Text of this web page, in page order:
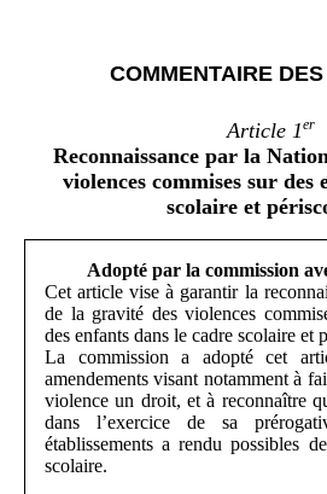
COMMENTAIRE
Article 1er
Reconnaissance par la
violences commises sur des
scolaire et
Adopté par la commission
Cet article vise à garantir la
de la gravité des violences
des enfants dans le cadre scolaire et
La commission a adopté cet
amendements visant notamment à
violence un droit, et à reconnaître
dans l’exercice de sa
établissements a rendu possibles
scolaire.